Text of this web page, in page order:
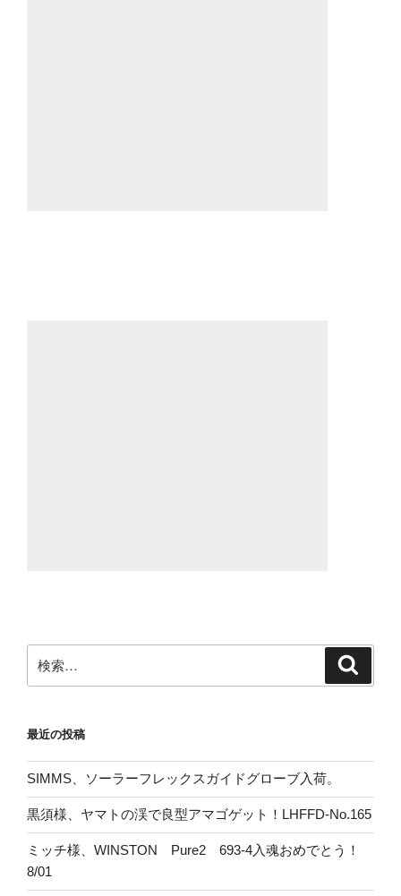
索:
最近の投稿
SIMMS、ソーラーフレックスガイドグローブ入荷。
黒須様、ヤマトの渓で良型アマゴゲット！LHFFD-No.165
ミッチ様、WINSTON Pure2 693-4入魂おめでとう！
8/01